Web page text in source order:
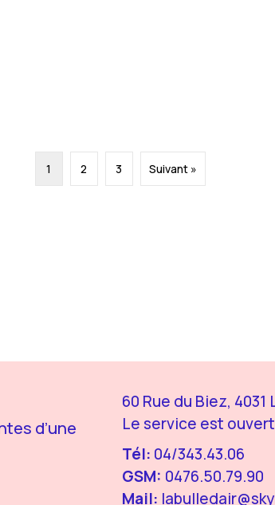
1 2 3 Suivant »
d’une
60 Rue du Biez,
Le service est
Tél: 04/343.43.06
GSM: 0476.50.79.90
Mail: